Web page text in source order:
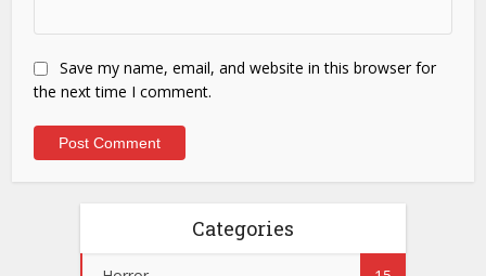
Save my name, email, and website in this browser for
the next time I comment.
Categories